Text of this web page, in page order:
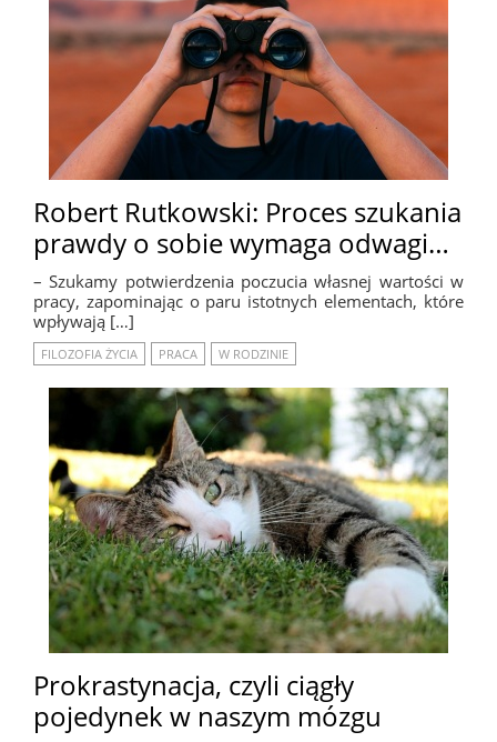
Robert Rutkowski: Proces szukania
prawdy o sobie wymaga odwagi…
– Szukamy potwierdzenia poczucia własnej wartości w
pracy, zapominając o paru istotnych elementach, które
wpływają […]
FILOZOFIA ŻYCIA PRACA W RODZINIE
Prokrastynacja, czyli ciągły
pojedynek w naszym mózgu